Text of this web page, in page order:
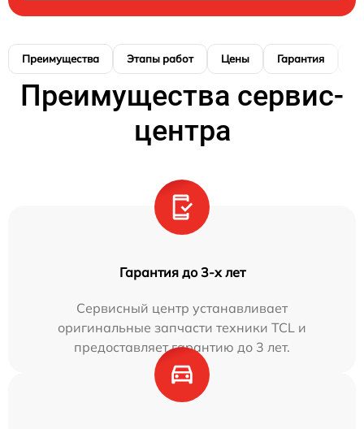
Преимущества Этапы работ Цены Гарантия
Преимущества сервис-
центра
Гарантия до 3-х лет
Сервисный центр устанавливает
оригинальные запчасти техники TCL и
предоставляет гарантию до 3 лет.